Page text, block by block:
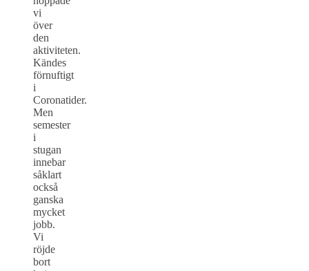
vi
över
den
aktiviteten.
Kändes
förnuftigt
i
Coronatider.
Men
semester
i
stugan
innebar
såklart
också
ganska
mycket
jobb.
Vi
röjde
bort